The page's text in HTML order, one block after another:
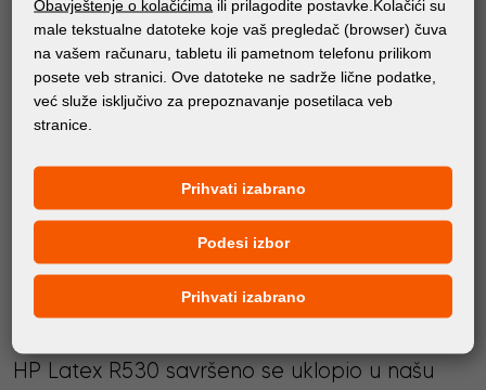
partnerima.
PRATI FORTUNA DIGITAL GROUP
KLIJENTI O NAMA
HP Latex R530 savršeno se uklopio u našu
Obavještenje o kolačićima ili prilagodite postavke.Kolačići su
male tekstualne datoteke koje vaš pregledač (browser) čuva
na vašem računaru, tabletu ili pametnom telefonu prilikom
posete veb stranici. Ove datoteke ne sadrže lične podatke,
već služe isključivo za prepoznavanje posetilaca veb
stranice.
Prihvati izabrano
Podesi izbor
Prihvati izabrano